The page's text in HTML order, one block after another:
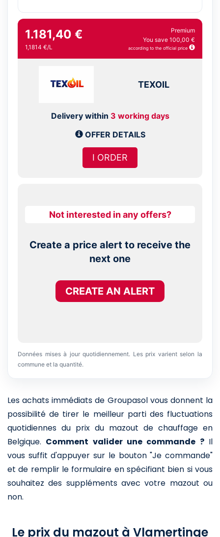
1.181,40 €
1,1814 €/L
Premium
You save 100,00 €
according to the official price
TEXOIL
Delivery within 3 working days
OFFER DETAILS
I ORDER
Not interested in any offers?
Create a price alert to receive the
next one
CREATE AN ALERT
Données mises à jour quotidiennement. Les prix varient selon la
commune et la quantité.
Les achats immédiats de Groupasol vous donnent la
possibilité de tirer le meilleur parti des fluctuations
quotidiennes du prix du mazout de chauffage en
Belgique. Comment valider une commande ?Il
vous suffit d'appuyer sur le bouton "Je commande"
et de remplir le formulaire en spécifiant bien si vous
souhaitez des suppléments avec votre mazout ou
non.
Le prix du mazout à Vlamertinge